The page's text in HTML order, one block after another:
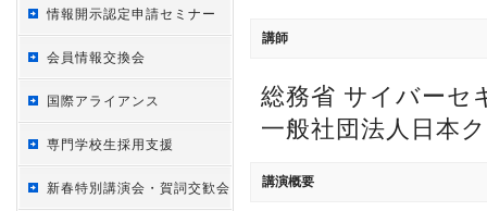
情報開示認定申請セミナー
会員情報交換会
国際アライアンス
専門学校生採用支援
新春特別講演会・賀詞交歓会
講師
総務省 サイバーセ
一般社団法人日本
講演概要